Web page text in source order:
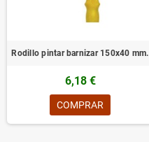
Rodillo pintar barnizar 150x40 mm.
6,18 €
COMPRAR